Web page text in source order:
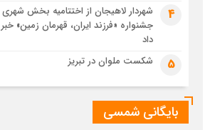
تصاویری از تراکم جمعیت حاضر در میدان
ثورهالعشرین نجف اشرف4
شهردار لاهیجان از اختتامیه بخش شهری
جشنواره «فرزند ایران، قهرمان زمین» خبر
داد
5 شکست ملوان در تبریز
بایگانی شمسی